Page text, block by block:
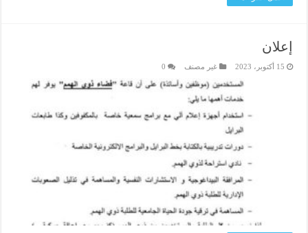
إعلان
15 أكتوبر، 2023 غير مصنف 0